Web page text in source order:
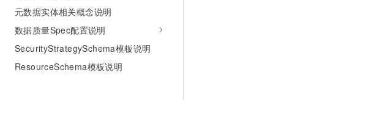
元数据实体相关概念说明
数据质量Spec配置说明
SecurityStrategySchema模板说明
ResourceSchema模板说明